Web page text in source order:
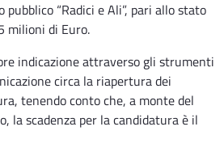
pubblico “Radici e Ali”, pari allo stato
milioni di Euro.
indicazione attraverso gli strumenti
circa la riapertura dei
tenendo conto che, a monte del
la scadenza per la candidatura è il